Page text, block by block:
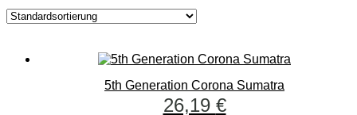
5th Generation Corona Sumatra
26,19 €